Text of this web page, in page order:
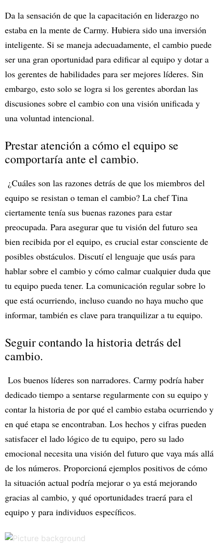
Da la sensación de que la capacitación en liderazgo no
estaba en la mente de Carmy. Hubiera sido una inversión
inteligente. Si se maneja adecuadamente, el cambio puede
ser una gran oportunidad para edificar al equipo y dotar a
los gerentes de habilidades para ser mejores líderes. Sin
embargo, esto solo se logra si los gerentes abordan las
discusiones sobre el cambio con una visión unificada y
una voluntad intencional.
Prestar atención a cómo el equipo se
comportaría ante el cambio.
¿Cuáles son las razones detrás de que los miembros del
equipo se resistan o teman el cambio? La chef Tina
ciertamente tenía sus buenas razones para estar
preocupada. Para asegurar que tu visión del futuro sea
bien recibida por el equipo, es crucial estar consciente de
posibles obstáculos. Discutí el lenguaje que usás para
hablar sobre el cambio y cómo calmar cualquier duda que
tu equipo pueda tener. La comunicación regular sobre lo
que está ocurriendo, incluso cuando no haya mucho que
informar, también es clave para tranquilizar a tu equipo.
Seguir contando la historia detrás del
cambio.
Los buenos líderes son narradores. Carmy podría haber
dedicado tiempo a sentarse regularmente con su equipo y
contar la historia de por qué el cambio estaba ocurriendo y
en qué etapa se encontraban. Los hechos y cifras pueden
satisfacer el lado lógico de tu equipo, pero su lado
emocional necesita una visión del futuro que vaya más allá
de los números. Proporcioná ejemplos positivos de cómo
la situación actual podría mejorar o ya está mejorando
gracias al cambio, y qué oportunidades traerá para el
equipo y para individuos específicos.